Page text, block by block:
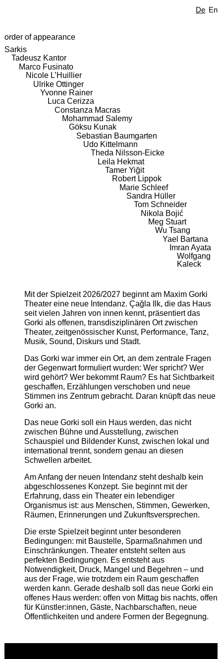
De En
order of appearance
Sarkis
Tadeusz Kantor
Marco Fusinato
Nicole L’Huillier
Ulrike Ottinger
Yvonne Rainer
Luca Cerizza
Constanza Macras
Mohammad Salemy
Göksu Kunak
Sebastian Baumgarten
Udo Kittelmann
Theda Nilsson-Eicke
Leila Hekmat
Tamer Yiğit
Robert Lippok
Marie Schleef
Sandra Hüller
Tom Schneider
Nikola Bojić
Meg Stuart
Wu Tsang
Yael Bartana
Imran Ayata
Wolfgang
Kaleck
Mit der Spielzeit 2026/2027 beginnt am Maxim Gorki
Theater eine neue Intendanz. Çağla Ilk, die das Haus
seit vielen Jahren von innen kennt, präsentiert das
Gorki als offenen, transdisziplinären Ort zwischen
Theater, zeitgenössischer Kunst, Performance, Tanz,
Musik, Sound, Diskurs und Stadt.
Das Gorki war immer ein Ort, an dem zentrale Fragen
der Gegenwart formuliert wurden: Wer spricht? Wer
wird gehört? Wer bekommt Raum? Es hat Sichtbarkeit
geschaffen, Erzählungen verschoben und neue
Stimmen ins Zentrum gebracht. Daran knüpft das neue
Gorki an.
Das neue Gorki soll ein Haus werden, das nicht
zwischen Bühne und Ausstellung, zwischen
Schauspiel und Bildender Kunst, zwischen lokal und
international trennt, sondern genau an diesen
Schwellen arbeitet.
Am Anfang der neuen Intendanz steht deshalb kein
abgeschlossenes Konzept. Sie beginnt mit der
Erfahrung, dass ein Theater ein lebendiger
Organismus ist: aus Menschen, Stimmen, Gewerken,
Räumen, Erinnerungen und Zukunftsversprechen.
Die erste Spielzeit beginnt unter besonderen
Bedingungen: mit Baustelle, Sparmaßnahmen und
Einschränkungen. Theater entsteht selten aus
perfekten Bedingungen. Es entsteht aus
Notwendigkeit, Druck, Mangel und Begehren – und
aus der Frage, wie trotzdem ein Raum geschaffen
werden kann. Gerade deshalb soll das neue Gorki ein
offenes Haus werden: offen von Mittag bis nachts, offen
für Künstler:innen, Gäste, Nachbarschaften, neue
Öffentlichkeiten und andere Formen der Begegnung.